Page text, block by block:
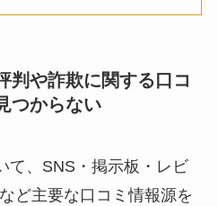
や詐欺に関する口コ
つからない
て、SNS・掲示板・レビ
ど主要な口コミ情報源を